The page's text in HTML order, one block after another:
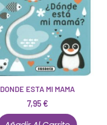
DONDE ESTA MI MAMA
7,95€